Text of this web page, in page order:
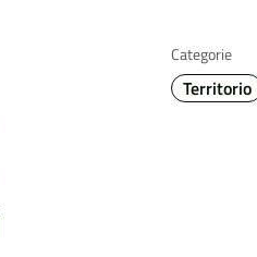
Categorie
Territorio